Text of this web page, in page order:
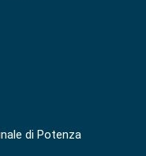
di Potenza